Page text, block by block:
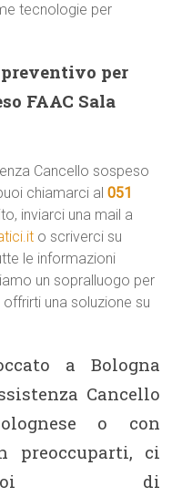
tecnologie per
per
FAAC Sala
Cancello sospeso
chiamarci al051
inviarci una mail a
o scriverci su
le informazioni
un sopralluogo per
una soluzione su
a Bologna
Cancello
o con
preoccuparti, ci
noi di